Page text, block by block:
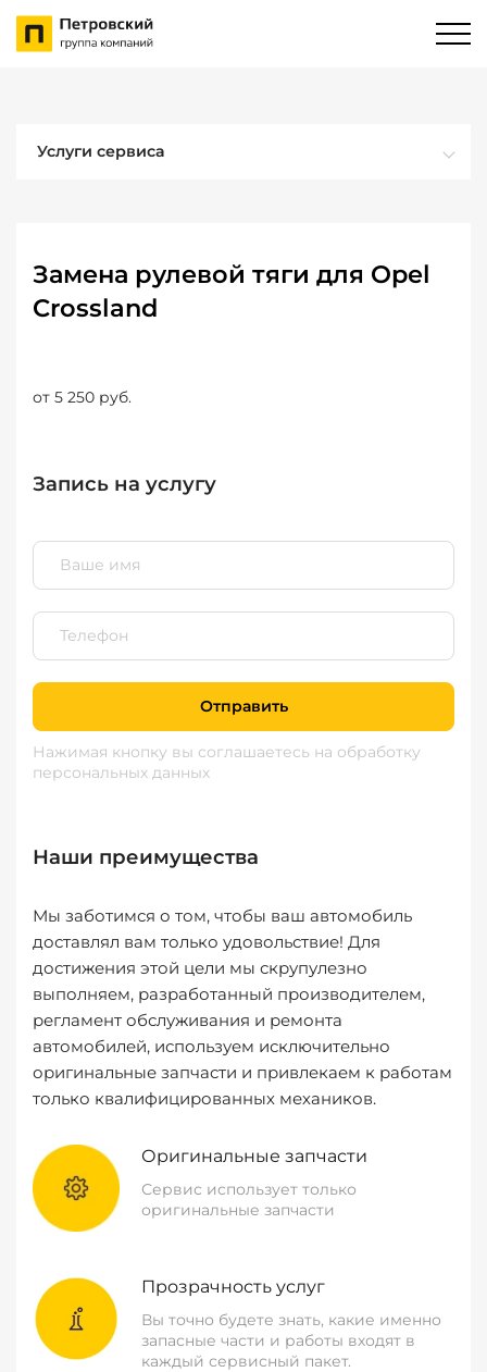
Услуги сервиса
Замена рулевой тяги для Opel
Crossland
от 5 250 руб.
Запись на услугу
Отправить
Нажимая кнопку вы соглашаетесь на обработку
персональных данных
Наши преимущества
Мы заботимся о том, чтобы ваш автомобиль
доставлял вам только удовольствие! Для
достижения этой цели мы скрупулезно
выполняем, разработанный производителем,
регламент обслуживания и ремонта
автомобилей, используем исключительно
оригинальные запчасти и привлекаем к работам
только квалифицированных механиков.
Оригинальные запчасти
Сервис использует только
оригинальные запчасти
Прозрачность услуг
Вы точно будете знать, какие именно
запасные части и работы входят в
каждый сервисный пакет.